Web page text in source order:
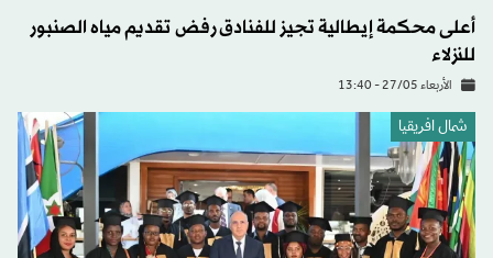
أعلى محكمة إيطالية تجيز للفنادق رفض تقديم مياه الصنبور
للنزلاء
الأربعاء 27/05 - 13:40
شمال افريقيا